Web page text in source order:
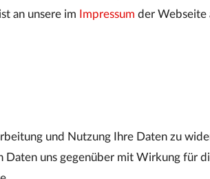
an unsere im
Impressum der Webseite
und Nutzung Ihre Daten zu
uns gegenüber mit Wirkung für